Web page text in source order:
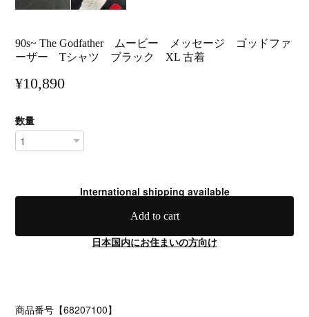
90s~ The Godfather ムービー メッセージ ゴッドファ
ーザー Tシャツ ブラック XL 古着
¥10,890
数量
International shipping available
Add to cart
日本国内にお住まいの方向け
商品番号【68207100】